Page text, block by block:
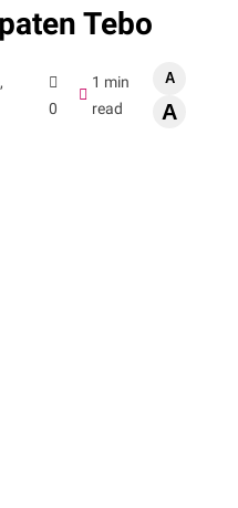
Tebo
0
1 min
read
A
A